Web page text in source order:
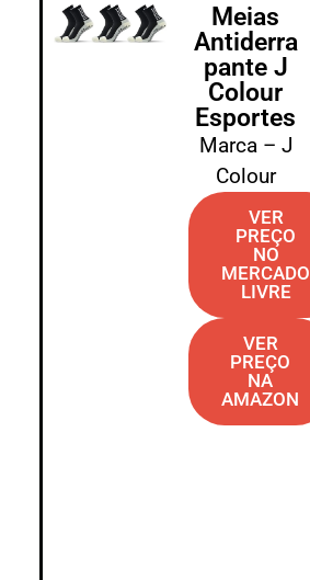
Meias
Antiderra
pante J
Colour
Esportes
Marca – J
Colour
VER
PREÇO
NO
MERCADO
LIVRE
VER
PREÇO
NA
AMAZON